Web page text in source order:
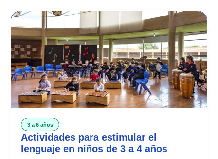
3 a 6 años
Actividades para estimular el
lenguaje en niños de 3 a 4 años